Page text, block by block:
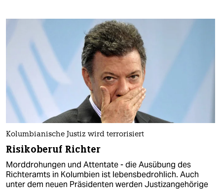
Kolumbianische Justiz wird terrorisiert
Risikoberuf Richter
Morddrohungen und Attentate - die Ausübung des
Richteramts in Kolumbien ist lebensbedrohlich. Auch
unter dem neuen Präsidenten werden Justizangehörige